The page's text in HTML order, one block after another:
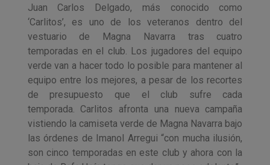
Juan Carlos Delgado, más conocido como
‘Carlitos’, es uno de los veteranos dentro del
vestuario de Magna Navarra tras cuatro
temporadas en el club. Los jugadores del equipo
verde van a hacer todo lo posible para mantener al
equipo entre los mejores, a pesar de los recortes
de presupuesto que el club sufre cada
temporada. Carlitos afronta una nueva campaña
vistiendo la camiseta verde de Magna Navarra bajo
las órdenes de Imanol Arregui “con mucha ilusión,
son cinco temporadas en este club y ahora con la